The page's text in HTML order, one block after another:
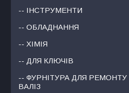
-- ІНСТРУМЕНТИ
-- ОБЛАДНАННЯ
-- ХІМІЯ
-- ДЛЯ КЛЮЧІВ
-- ФУРНІТУРА ДЛЯ РЕМОНТУ
ВАЛІЗ